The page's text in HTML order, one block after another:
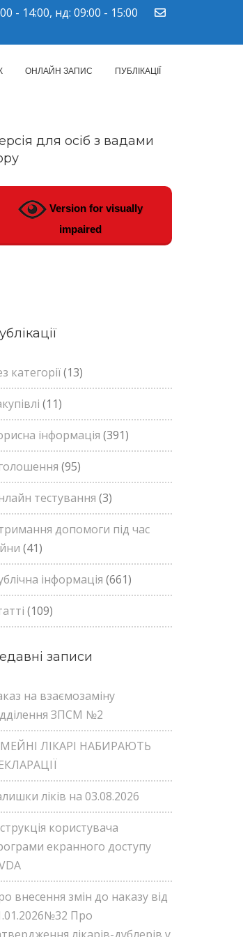
- 14:00, нд: 09:00 - 15:00
ОНЛАЙН ЗАПИС ПУБЛІКАЦІЇ
для осіб з вадами
Version for visually
impaired
категорії(13)
(11)
інформація (391)
(95)
тестування (3)
допомоги під час
(41)
інформація (661)
(109)
записи
на взаємозаміну
ЗПСМ №2
ЛІКАРІ НАБИРАЮТЬ
ліків на 03.08.2026
користувача
екранного доступу
внесення змін до наказу від
Про